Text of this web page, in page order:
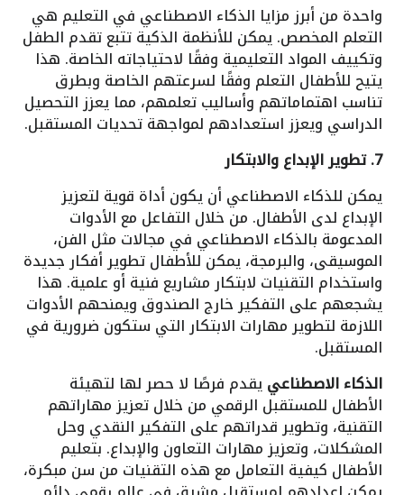
واحدة من أبرز مزايا الذكاء الاصطناعي في التعليم هي
التعلم المخصص. يمكن للأنظمة الذكية تتبع تقدم الطفل
وتكييف المواد التعليمية وفقًا لاحتياجاته الخاصة. هذا
يتيح للأطفال التعلم وفقًا لسرعتهم الخاصة وبطرق
تناسب اهتماماتهم وأساليب تعلمهم، مما يعزز التحصيل
الدراسي ويعزز استعدادهم لمواجهة تحديات المستقبل.
7. تطوير الإبداع والابتكار
يمكن للذكاء الاصطناعي أن يكون أداة قوية لتعزيز
الإبداع لدى الأطفال. من خلال التفاعل مع الأدوات
المدعومة بالذكاء الاصطناعي في مجالات مثل الفن،
الموسيقى، والبرمجة، يمكن للأطفال تطوير أفكار جديدة
واستخدام التقنيات لابتكار مشاريع فنية أو علمية. هذا
يشجعهم على التفكير خارج الصندوق ويمنحهم الأدوات
اللازمة لتطوير مهارات الابتكار التي ستكون ضرورية في
المستقبل.
الذكاء الاصطناعييقدم فرصًا لا حصر لها لتهيئة
الأطفال للمستقبل الرقمي من خلال تعزيز مهاراتهم
التقنية، وتطوير قدراتهم على التفكير النقدي وحل
المشكلات، وتعزيز مهارات التعاون والإبداع. بتعليم
الأطفال كيفية التعامل مع هذه التقنيات من سن مبكرة،